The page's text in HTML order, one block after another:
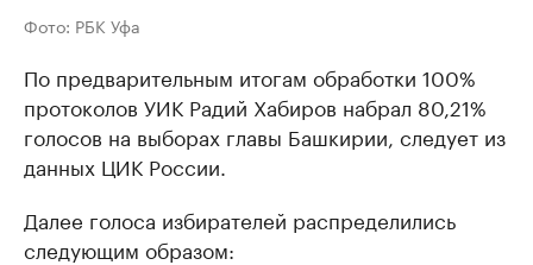
Фото: РБК Уфа
По предварительным итогам обработки 100%
протоколов УИК Радий Хабиров набрал 80,21%
голосов на выборах главы Башкирии, следует из
данных ЦИК России.
Далее голоса избирателей распределились
следующим образом: